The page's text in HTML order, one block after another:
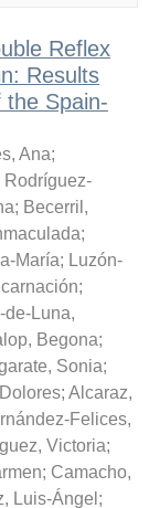
Reflex
Results
the Spain-
Ana;
Rodríguez-
; Becerril,
;
María; Luzón-
;
de-Luna,
Begona;
Sonia;
; Alcaraz,
Felices,
Victoria;
; Camacho,
Luis-Ángel ;